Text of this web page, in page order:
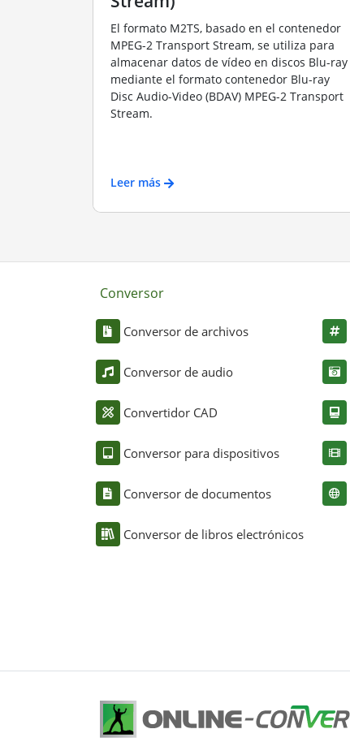
El formato M2TS, basado en el contenedor
MPEG-2 Transport Stream, se utiliza para
almacenar datos de vídeo en discos Blu-ray
mediante el formato contenedor Blu-ray
Disc Audio-Video (BDAV) MPEG-2 Transport
Stream.
Leer más
Conversor
Conversor de archivos
Conversor de audio
Convertidor CAD
Conversor para dispositivos
Conversor de documentos
Conversor de libros electrónicos